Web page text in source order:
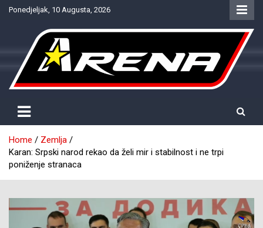
SkipPonedjeljak, 10 Augusta, 2026
NTV Arena
Home
Zemlja
Karan: Srpski narod rekao da želi mir i stabilnost i ne trpi
poniženje stranaca